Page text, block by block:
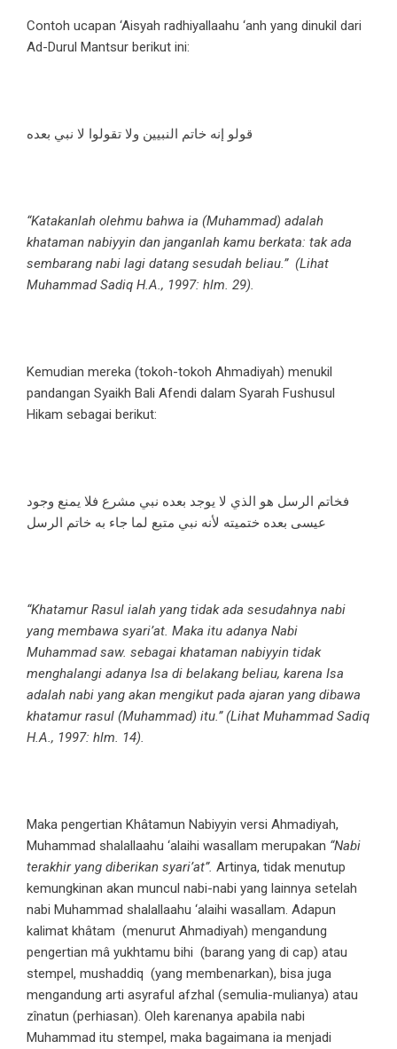
Contoh ucapan ‘Aisyah radhiyallaahu ‘anh yang dinukil dari
Ad-Durul Mantsur berikut ini:
قولو إنه خاتم النبيين ولا تقولوا لا نبي بعده
“Katakanlah olehmu bahwa ia (Muhammad) adalah
khataman nabiyyin dan janganlah kamu berkata: tak ada
sembarang nabi lagi datang sesudah beliau.” (Lihat
Muhammad Sadiq H.A., 1997: hlm. 29).
Kemudian mereka (tokoh-tokoh Ahmadiyah) menukil
pandangan Syaikh Bali Afendi dalam Syarah Fushusul
Hikam sebagai berikut:
فخاتم الرسل هو الذي لا يوجد بعده نبي مشرع فلا يمنع وجود
عيسى بعده ختميته لأنه نبي متبع لما جاء به خاتم الرسل
“Khatamur Rasul ialah yang tidak ada sesudahnya nabi
yang membawa syari’at. Maka itu adanya Nabi
Muhammad saw. sebagai khataman nabiyyin tidak
menghalangi adanya Isa di belakang beliau, karena Isa
adalah nabi yang akan mengikut pada ajaran yang dibawa
khatamur rasul (Muhammad) itu.” (Lihat Muhammad Sadiq
H.A., 1997: hlm. 14).
Maka pengertian Khâtamun Nabiyyin versi Ahmadiyah,
Muhammad shalallaahu ‘alaihi wasallam merupakan “Nabi
terakhir yang diberikan syari’at”. Artinya, tidak menutup
kemungkinan akan muncul nabi-nabi yang lainnya setelah
nabi Muhammad shalallaahu ‘alaihi wasallam. Adapun
kalimat khâtam (menurut Ahmadiyah) mengandung
pengertian mâ yukhtamu bihi (barang yang di cap) atau
stempel, mushaddiq (yang membenarkan), bisa juga
mengandung arti asyraful afzhal (semulia-mulianya) atau
zînatun (perhiasan). Oleh karenanya apabila nabi
Muhammad itu stempel, maka bagaimana ia menjadi